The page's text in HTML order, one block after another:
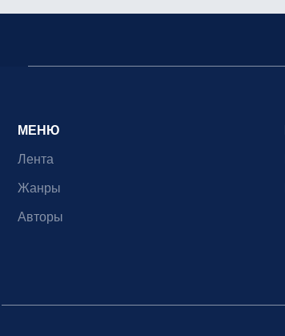
МЕНЮ
Лента
Жанры
Авторы